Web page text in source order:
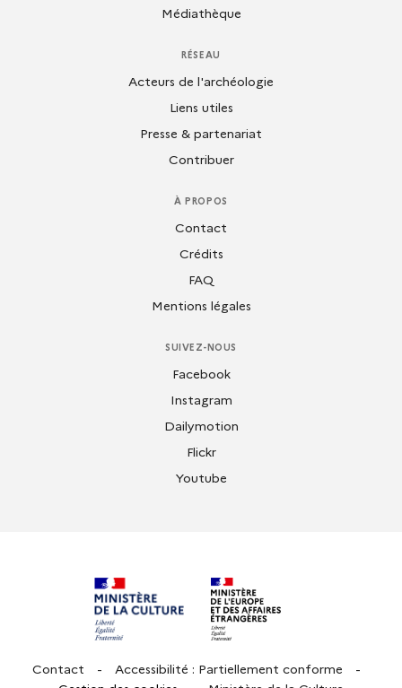
Médiathèque
RÉSEAU
Acteurs de l'archéologie
Liens utiles
Presse & partenariat
Contribuer
À PROPOS
Contact
Crédits
FAQ
Mentions légales
SUIVEZ-NOUS
Facebook
Instagram
Dailymotion
Flickr
Youtube
Contact - Accessibilité : Partiellement conforme
-